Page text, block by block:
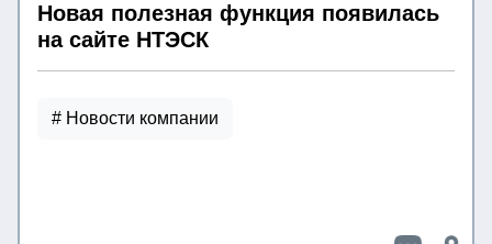
Новая полезная функция появилась
на сайте НТЭСК
# Новости компании